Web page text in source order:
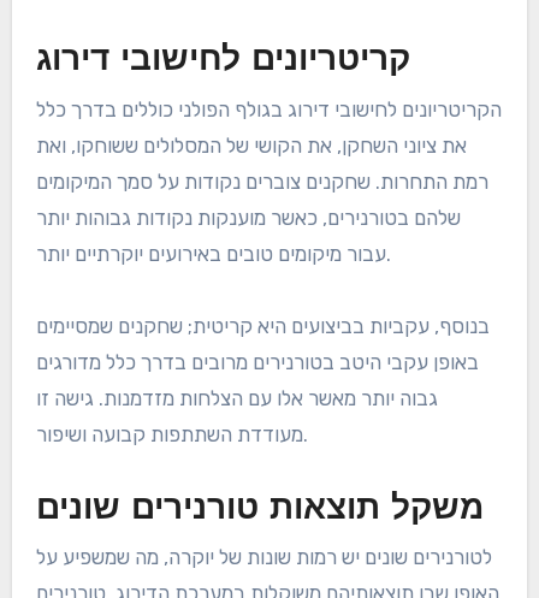
קריטריונים לחישובי דירוג
הקריטריונים לחישובי דירוג בגולף הפולני כוללים בדרך כלל
את ציוני השחקן, את הקושי של המסלולים ששוחקו, ואת
רמת התחרות. שחקנים צוברים נקודות על סמך המיקומים
שלהם בטורנירים, כאשר מוענקות נקודות גבוהות יותר
עבור מיקומים טובים באירועים יוקרתיים יותר.
בנוסף, עקביות בביצועים היא קריטית; שחקנים שמסיימים
באופן עקבי היטב בטורנירים מרובים בדרך כלל מדורגים
גבוה יותר מאשר אלו עם הצלחות מזדמנות. גישה זו
מעודדת השתתפות קבועה ושיפור.
משקל תוצאות טורנירים שונים
לטורנירים שונים יש רמות שונות של יוקרה, מה שמשפיע על